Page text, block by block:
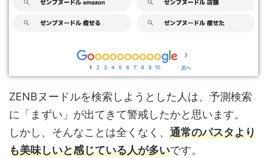
ZENBヌードルを検索しようとした人は、予測検索
に「まずい」が出てきて警戒したかと思います。
しかし、そんなことは全くなく、 通常のパスタより
も美味しいと感じている人が多いです。